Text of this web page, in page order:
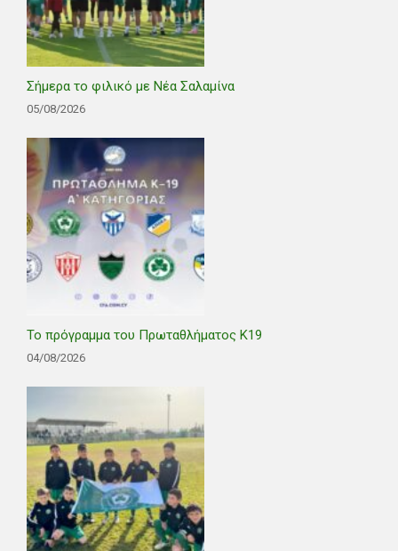
Σήμερα το φιλικό με Νέα Σαλαμίνα
05/08/2026
Το πρόγραμμα του Πρωταθλήματος Κ19
04/08/2026